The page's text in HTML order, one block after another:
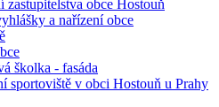
zastupitelstva obce Hostouň
a nařízení obce
školka - fasáda
sportoviště v obci Hostouň u Prahy